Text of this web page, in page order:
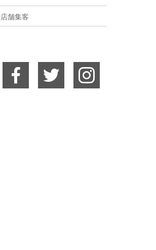
店舗集客